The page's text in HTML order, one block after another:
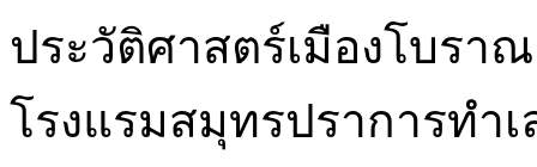
ประวัติศาสตร์เมืองโบรา
โรงแรมสมุทรปราการทำ